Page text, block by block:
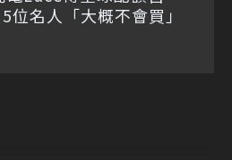
名人「大概不會買」